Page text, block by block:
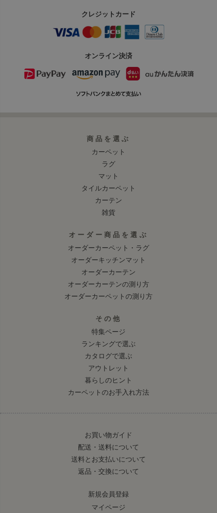
クレジットカード
オンライン決済
商品を選ぶ
カーペット
ラグ
マット
タイルカーペット
カーテン
雑貨
オーダー商品を選ぶ
オーダーカーペット・ラグ
オーダーキッチンマット
オーダーカーテン
オーダーカーテンの測り方
オーダーカーペットの測り方
その他
特集ページ
ランキングで選ぶ
カタログで選ぶ
アウトレット
暮らしのヒント
カーペットのお手入れ方法
お買い物ガイド
配送・送料について
送料とお支払いについて
返品・交換について
新規会員登録
マイページ